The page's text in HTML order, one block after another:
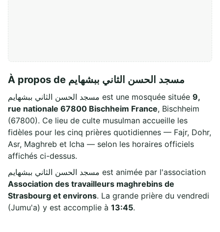
À propos de مسجد الحسن الثاني ببشهايم
مسجد الحسن الثاني ببشهايم est une mosquée située 9,
rue nationale 67800 Bischheim France, Bischheim
(67800). Ce lieu de culte musulman accueille les
fidèles pour les cinq prières quotidiennes — Fajr, Dohr,
Asr, Maghreb et Icha — selon les horaires officiels
affichés ci-dessus.
مسجد الحسن الثاني ببشهايم est animée par l'association
Association des travailleurs maghrebins de
Strasbourg et environs. La grande prière du vendredi
(Jumu'a) y est accomplie à 13:45.